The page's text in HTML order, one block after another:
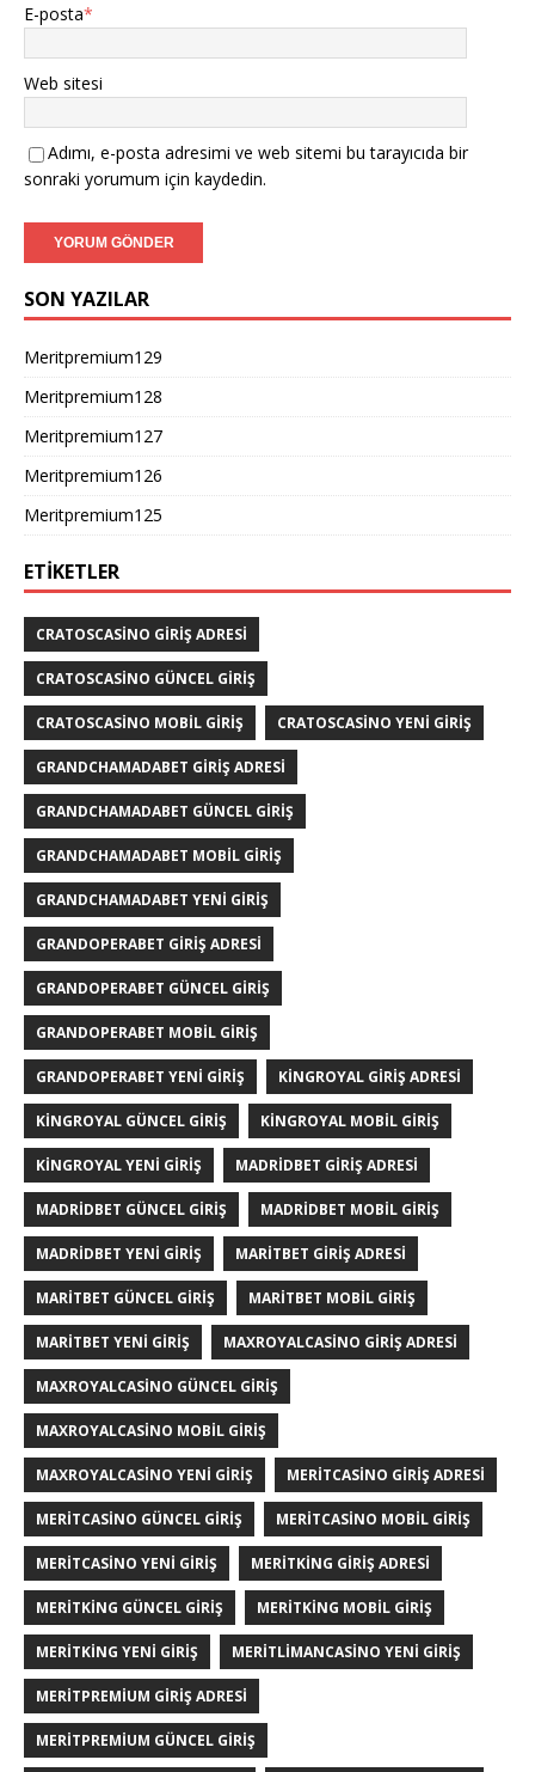
E-posta*
Web sitesi
Adımı, e-posta adresimi ve web sitemi bu tarayıcıda bir
sonraki yorumum için kaydedin.
SON YAZILAR
Meritpremium129
Meritpremium128
Meritpremium127
Meritpremium126
Meritpremium125
ETIKETLER
CRATOSCASINO GIRIŞ ADRESI
CRATOSCASINO GÜNCEL GIRIŞ
CRATOSCASINO MOBIL GIRIŞ CRATOSCASINO YENI GIRIŞ
GRANDCHAMADABET GIRIŞ ADRESI
GRANDCHAMADABET GÜNCEL GIRIŞ
GRANDCHAMADABET MOBIL GIRIŞ
GRANDCHAMADABET YENI GIRIŞ
GRANDOPERABET GIRIŞ ADRESI
GRANDOPERABET GÜNCEL GIRIŞ
GRANDOPERABET MOBIL GIRIŞ
GRANDOPERABET YENI GIRIŞ KINGROYAL GIRIŞ ADRESI
KINGROYAL GÜNCEL GIRIŞ KINGROYAL MOBIL GIRIŞ
KINGROYAL YENI GIRIŞ MADRIDBET GIRIŞ ADRESI
MADRIDBET GÜNCEL GIRIŞ MADRIDBET MOBIL GIRIŞ
MADRIDBET YENI GIRIŞ MARITBET GIRIŞ ADRESI
MARITBET GÜNCEL GIRIŞ MARITBET MOBIL GIRIŞ
MARITBET YENI GIRIŞ MAXROYALCASINO GIRIŞ ADRESI
MAXROYALCASINO GÜNCEL GIRIŞ
MAXROYALCASINO MOBIL GIRIŞ
MAXROYALCASINO YENI GIRIŞ MERITCASINO GIRIŞ ADRESI
MERITCASINO GÜNCEL GIRIŞ MERITCASINO MOBIL GIRIŞ
MERITCASINO YENI GIRIŞ MERITKING GIRIŞ ADRESI
MERITKING GÜNCEL GIRIŞ MERITKING MOBIL GIRIŞ
MERITKING YENI GIRIŞ MERITLIMANCASINO YENI GIRIŞ
MERITPREMIUM GIRIŞ ADRESI
MERITPREMIUM GÜNCEL GIRIŞ